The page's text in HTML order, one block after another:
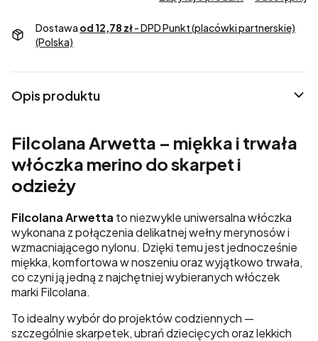
Dostawa od 12,78 zł- DPD Punkt (placówki partnerskie)
(Polska)
Opis produktu
Filcolana Arwetta – miękka i trwała
włóczka merino do skarpet i
odzieży
Filcolana Arwetta to niezwykle uniwersalna włóczka
wykonana z połączenia delikatnej wełny merynosów i
wzmacniającego nylonu. Dzięki temu jest jednocześnie
miękka, komfortowa w noszeniu oraz wyjątkowo trwała,
co czyni ją jedną z najchętniej wybieranych włóczek
marki Filcolana.
To idealny wybór do projektów codziennych —
szczególnie skarpetek, ubrań dziecięcych oraz lekkich